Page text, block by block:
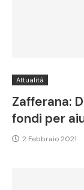
Attualità
Zafferana:
fondi per
2 Febbraio 2021